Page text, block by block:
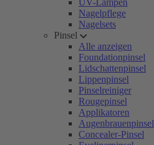
UV-Lampen
Nagelpflege
Nagelsets
Pinsel
Alle anzeigen
Foundationpinsel
Lidschattenpinsel
Lippenpinsel
Pinselreiniger
Rougepinsel
Applikatoren
Augenbrauenpinsel
Concealer-Pinsel